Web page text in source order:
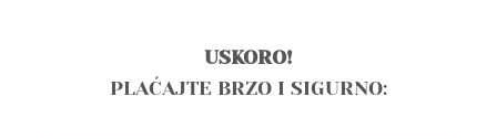
USKORO!
PLAĆAJTE BRZO I SIGURNO: